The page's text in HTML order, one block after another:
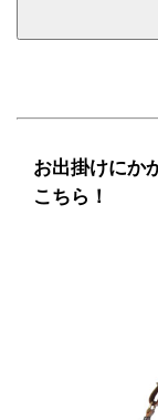
お出掛けにか
こちら！